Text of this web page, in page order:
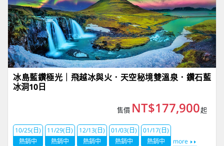
冰島藍鑽極光｜飛越冰與火．天空秘境雙溫泉．鑽石藍
冰洞10日
售價 NT$177,900起
10/25(日)
熱銷中
11/29(日)
熱銷中
12/13(日)
熱銷中
01/03(日)
熱銷中
01/17(日)
熱銷中
more